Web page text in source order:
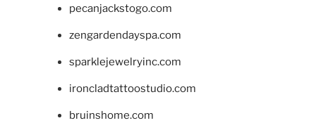
pecanjackstogo.com
zengardendayspa.com
sparklejewelryinc.com
ironcladtattoostudio.com
bruinshome.com